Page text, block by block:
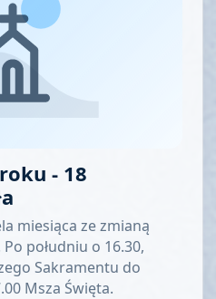
- 18
miesiąca ze zmianą
południu o 16.30,
Sakramentu do
Msza Święta.